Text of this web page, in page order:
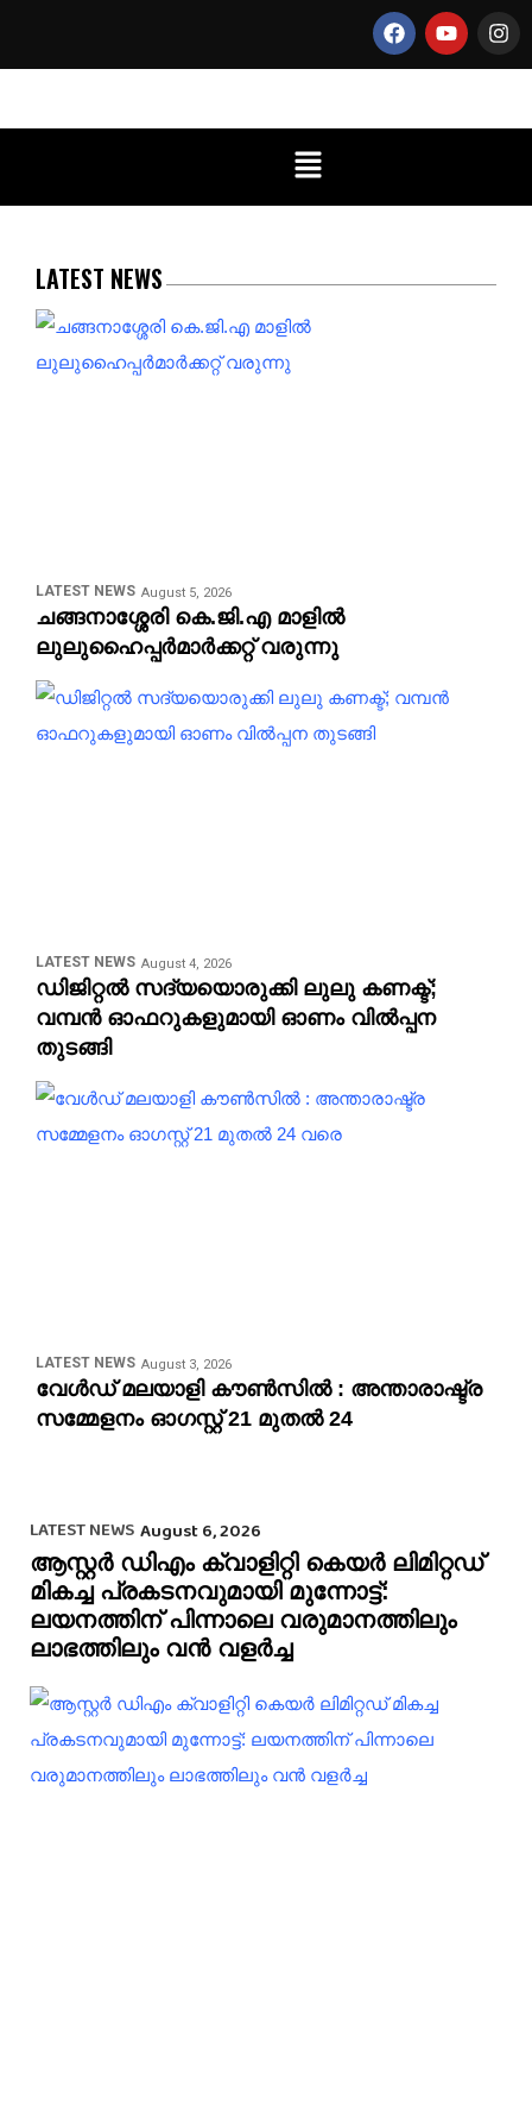
LATEST NEWS
LATEST NEWS August 5, 2026
ചങ്ങനാശ്ശേരി കെ.ജി.എ മാളിൽ
ലുലുഹൈപ്പർമാർക്കറ്റ് വരുന്നു
LATEST NEWS August 4, 2026
ഡിജിറ്റൽ സദ്യയൊരുക്കി ലുലു കണക്ട്;
വമ്പൻ ഓഫറുകളുമായി ഓണം വിൽപ്പന
തുടങ്ങി
LATEST NEWS August 3, 2026
വേള്‍ഡ് മലയാളി കൗണ്‍സില്‍ : അന്താരാഷ്ട്ര
സമ്മേളനം ഓഗസ്റ്റ് 21 മുതല്‍ 24
LATEST NEWS August 6, 2026
ആസ്റ്റർ ഡിഎം ക്വാളിറ്റി കെയർ ലിമിറ്റഡ്
മികച്ച പ്രകടനവുമായി മുന്നോട്ട്:
ലയനത്തിന് പിന്നാലെ വരുമാനത്തിലും
ലാഭത്തിലും വൻ വളർച്ച